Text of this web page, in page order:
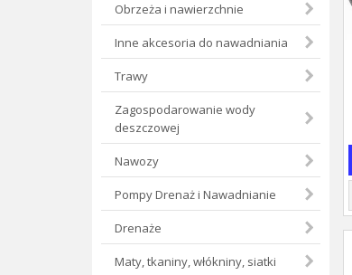
Obrzeża i nawierzchnie
Inne akcesoria do nawadniania
Trawy
Zagospodarowanie wody
deszczowej
Nawozy
Pompy Drenaż i Nawadnianie
Drenaże
Maty, tkaniny, włókniny, siatki